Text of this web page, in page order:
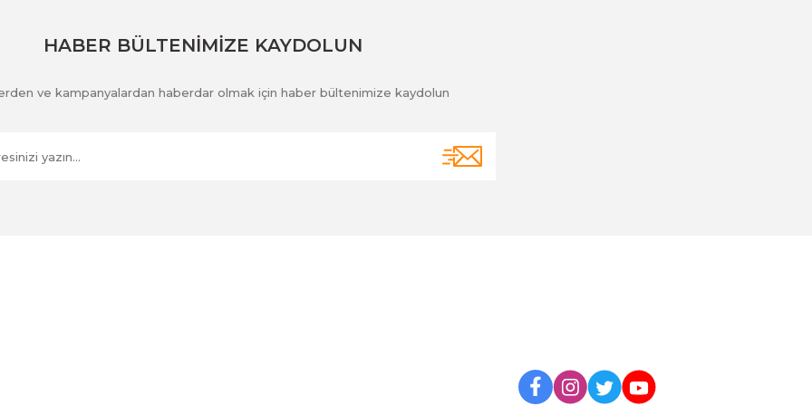
HABER BÜLTENİMİZE KAYDOLUN
ve kampanyalardan haberdar olmak için haber bültenimize kaydolun